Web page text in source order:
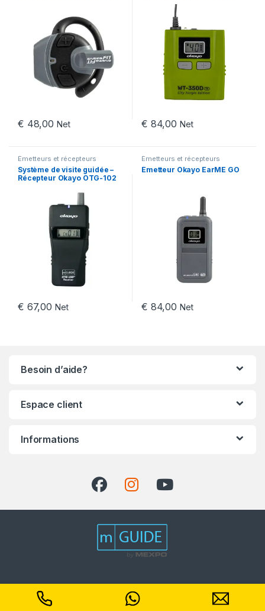
€ 48,00 Net € 84,00 Net
Émetteurs et récepteurs
Système de visite guidée –
Récepteur Okayo OTG-102
€ 67,00 Net
Émetteurs et récepteurs
Émetteur Okayo EarME GO
€ 84,00 Net
Besoin d’aide?
Espace client
Informations